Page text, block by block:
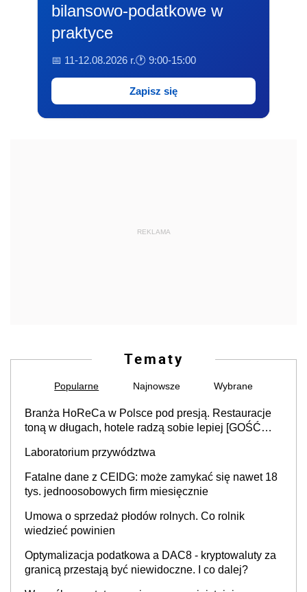
bilansowo-podatkowe w
praktyce
📅 11-12.08.2026 r.🕐 9:00-15:00
Zapisz się
REKLAMA
Tematy
Popularne Najnowsze Wybrane
Branża HoReCa w Polsce pod presją. Restauracje
toną w długach, hotele radzą sobie lepiej [GOŚĆ
Laboratorium przywództwa
Fatalne dane z CEIDG: może zamykać się nawet 18
tys. jednoosobowych firm miesięcznie
Umowa o sprzedaż płodów rolnych. Co rolnik
wiedzieć powinien
Optymalizacja podatkowa a DAC8 - kryptowaluty za
granicą przestają być niewidoczne. I co dalej?